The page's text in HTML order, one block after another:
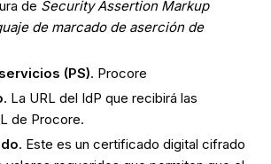
de Security Assertion Markup
de marcado de aserción de
(PS). Procore
. La URL del IdP que recibirá las
de Procore.
. Este es un certificado digital cifrado